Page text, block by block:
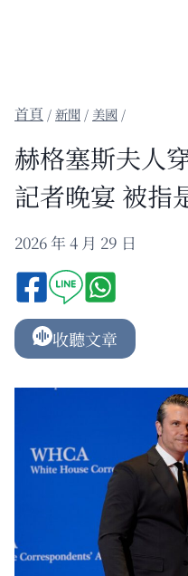
/新聞 / 美國 /
赫格塞斯夫人
記者晚宴 被指
2026 年 4 月 29 日
收聽文章